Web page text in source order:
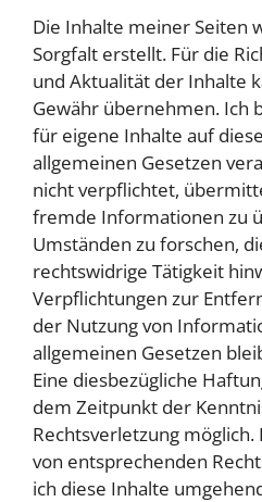
Die Inhalte meiner Seiten
Sorgfalt erstellt. Für die
und Aktualität der Inhalte
Gewähr übernehmen. Ich
für eigene Inhalte auf
allgemeinen Gesetzen
nicht verpflichtet,
fremde Informationen zu
Umständen zu forschen,
rechtswidrige Tätigkeit
Verpflichtungen zur
der Nutzung von
allgemeinen Gesetzen
Eine diesbezügliche
dem Zeitpunkt der
Rechtsverletzung
von entsprechenden
ich diese Inhalte